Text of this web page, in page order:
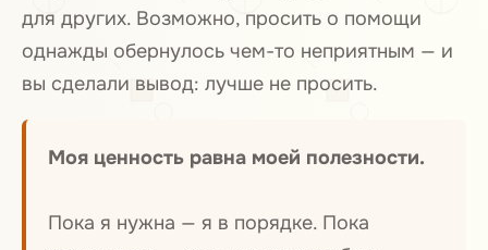
для других. Возможно, просить о помощи
однажды обернулось чем-то неприятным — и
вы сделали вывод: лучше не просить.
Моя ценность равна моей полезности.
Пока я нужна — я в порядке. Пока